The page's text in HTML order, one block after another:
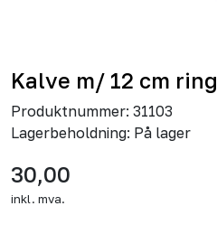
Kalve m/ 12 cm ring
Produktnummer: 31103
Lagerbeholdning: På lager
30,00
inkl. mva.